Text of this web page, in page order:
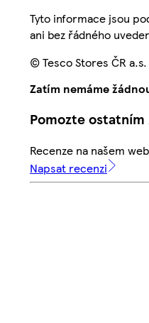
Tyto informace jsou
ani bez řádného
© Tesco Stores ČR a.s.
Zatím nemáme
Pomozte ostatním
Recenze na našem
Napsat recenzi